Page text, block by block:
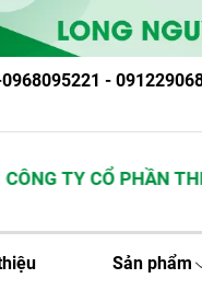
-
TY CỔ PHẦN
Sản phẩm